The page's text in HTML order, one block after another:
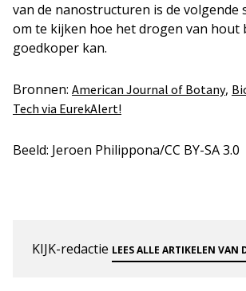
van de nanostructuren is de
om te kijken hoe het drogen van hout
goedkoper kan.
Bronnen: American Journal of Botany,
Tech via EurekAlert!
Beeld: Jeroen Philippona/CC BY-SA 3.0
KIJK-redactie LEES ALLE ARTIKELEN VAN